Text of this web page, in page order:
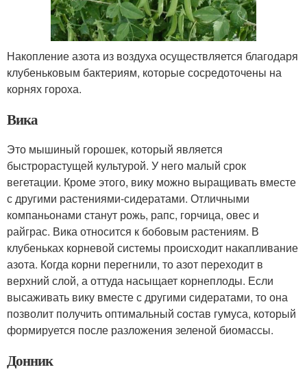
Накопление азота из воздуха осуществляется благодаря
клубеньковым бактериям, которые сосредоточены на
корнях гороха.
Вика
Это мышиный горошек, который является
быстрорастущей культурой. У него малый срок
вегетации. Кроме этого, вику можно выращивать вместе
с другими растениями-сидератами. Отличными
компаньонами станут рожь, рапс, горчица, овес и
райграс. Вика относится к бобовым растениям. В
клубеньках корневой системы происходит накапливание
азота. Когда корни перегнили, то азот переходит в
верхний слой, а оттуда насыщает корнеплоды. Если
высаживать вику вместе с другими сидератами, то она
позволит получить оптимальный состав гумуса, который
формируется после разложения зеленой биомассы.
Донник